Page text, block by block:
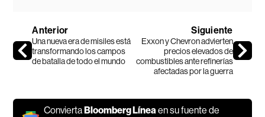
Anterior
Una nueva era de misiles está
transformando los campos
de batalla de todo el mundo
Siguiente
Exxon y Chevron advierten
precios elevados de
combustibles ante refinerías
afectadas por la guerra
Convierta Bloomberg Líneaen su fuente de